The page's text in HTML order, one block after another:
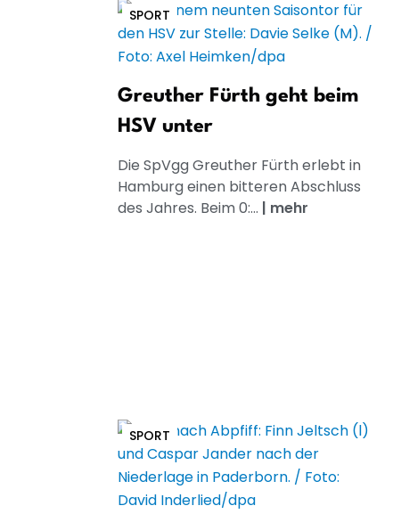
SPORT
Greuther Fürth geht beim
HSV unter
Die SpVgg Greuther Fürth erlebt in
Hamburg einen bitteren Abschluss
des Jahres. Beim 0:... | mehr
SPORT